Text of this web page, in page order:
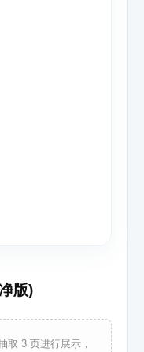
版)
取 3 页进行展示，